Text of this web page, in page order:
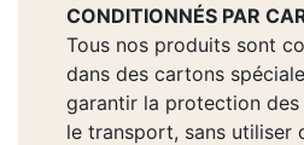
CONDITIONNÉS PAR
Tous nos produits sont
dans des cartons
garantir la protection
le transport, sans utiliser